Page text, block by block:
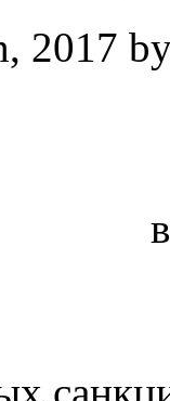
2017